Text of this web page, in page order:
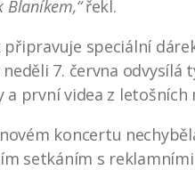
Blaníkem,“řekl.
připravuje speciální
neděli 7. června
a první videa z letošních
koncertu
setkáním s